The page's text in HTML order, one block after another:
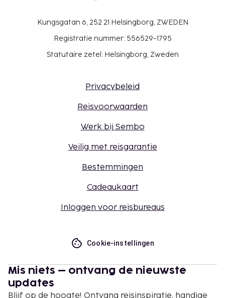
Kungsgatan 6, 252 21 Helsingborg, ZWEDEN
Registratie nummer: 556529-1795
Statutaire zetel: Helsingborg, Zweden
Privacybeleid
Reisvoorwaarden
Werk bij Sembo
Veilig met reisgarantie
Bestemmingen
Cadeaukaart
Inloggen voor reisbureaus
Cookie-instellingen
Mis niets – ontvang de nieuwste
updates
Blijf op de hoogte! Ontvang reisinspiratie, handige